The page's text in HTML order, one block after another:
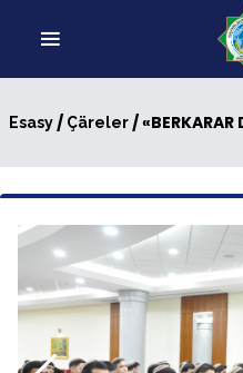
Esasy/ Çäreler/ «BERKARAR DÖWLETIŇ TÄZE